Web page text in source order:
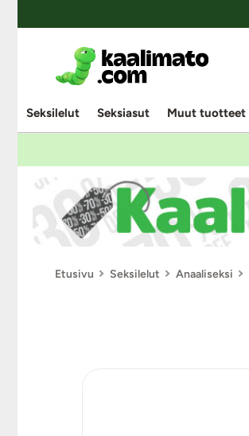
Seksilelut Seksiasut Muut tuotteet
Etusivu Seksilelut Anaaliseksi